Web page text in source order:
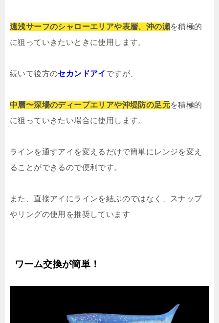
遠浅サーフのシャローエリアや表層、沖の瀬を積極的
に狙っていきたいときに使用します。
続いて後方のセカンドアイ ですが、
中層〜深場のディープエリアや沖堤防の足元を積極的
に狙っていきたい場合に使用します。
ラインを通すアイを変えるだけで簡単にレンジを変え
ることができるので便利です。
また、直接アイにラインを結ぶのではなく、スナップ
やリングの使用を推奨しています
ワーム交換が簡単！